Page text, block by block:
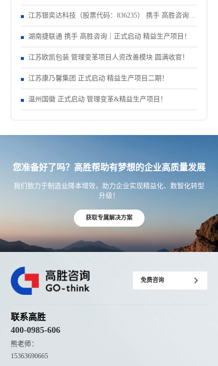
动大会！
江苏银奕达科技（股票代码：836235） 携手 高胜咨询｜
正式启动 管理变革项目
湖南捷联通 携手 高胜咨询｜正式启动 精益生产项目！
江苏欧凯包装 管理变革项目人资改善模块 圆满收官！
江苏康乃馨集团 正式启动 精益生产项目二期！
温州国徽 正式启动 管理变革&精益生产项目！
您准备好了吗？高胜帮助有梦想的企业高质量发展
我们致力于制造业降本增效，助力企业实现精益化、数智化转型
升级！
获取专属解决方案
免费咨询
联系高胜
400-0985-606
熊老师：
15363690665